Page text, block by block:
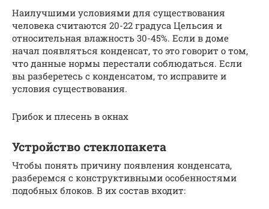
Наилучшими условиями для существования
человека считаются 20-22 градуса Цельсия и
относительная влажность 30-45%. Если в доме
начал появляться конденсат, то это говорит о том,
что данные нормы перестали соблюдаться. Если
вы разберетесь с конденсатом, то исправите и
условия существования.
Грибок и плесень в окнах
Устройство стеклопакета
Чтобы понять причину появления конденсата,
разберемся с конструктивными особенностями
подобных блоков. В их состав входит: